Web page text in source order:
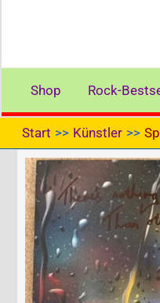
Shop Rock-
Start Künstler